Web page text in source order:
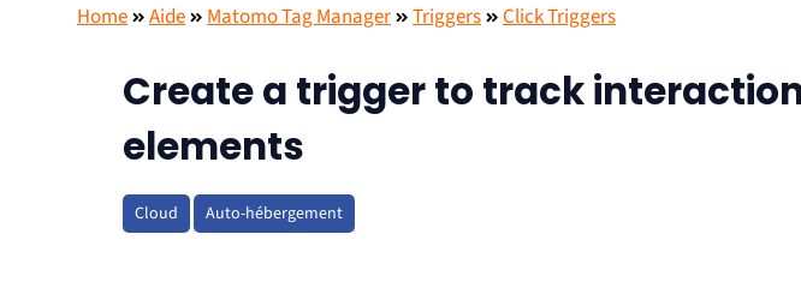
Home Aide Matomo Tag Manager Triggers Click Triggers
Create a trigger to track
elements
Cloud Auto-hébergement